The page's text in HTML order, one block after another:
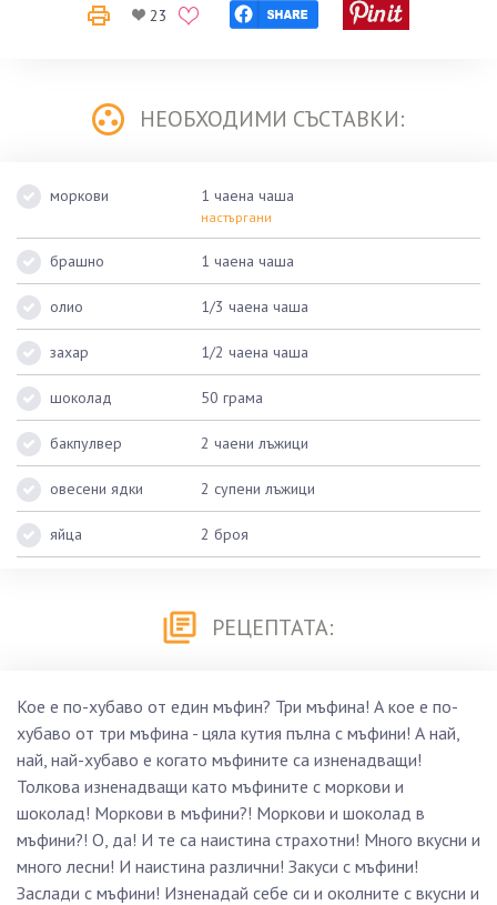
23
НЕОБХОДИМИ СЪСТАВКИ:
моркови 1 чаена чаша
настъргани
брашно 1 чаена чаша
олио 1/3 чаена чаша
захар 1/2 чаена чаша
шоколад 50 грама
бакпулвер 2 чаени лъжици
овесени ядки 2 супени лъжици
яйца 2 броя
РЕЦЕПТАТА:
Кое е по-хубаво от един мъфин? Три мъфина! А кое е по-
хубаво от три мъфина - цяла кутия пълна с мъфини! А най,
най, най-хубаво е когато мъфините са изненадващи!
Толкова изненадващи като мъфините с моркови и
шоколад! Моркови в мъфини?! Моркови и шоколад в
мъфини?! О, да! И те са наистина страхотни! Много вкусни и
много лесни! И наистина различни! Закуси с мъфини!
Заслади с мъфини! Изненадай себе си и околните с вкусни и